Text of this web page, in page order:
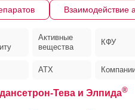
Взаимодействие
Активные
вещества
КФУ
АТХ
Тева и Элпида®